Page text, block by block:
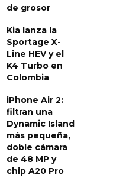
de grosor
Kia lanza la
Sportage X-
Line HEV y el
K4 Turbo en
Colombia
iPhone Air 2:
filtran una
Dynamic Island
más pequeña,
doble cámara
de 48 MP y
chip A20 Pro